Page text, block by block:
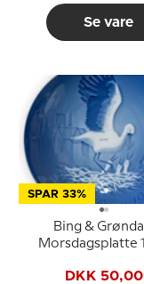
Se vare
SPAR 33%
Bing &
Morsdagsplatte
DKK 50,00